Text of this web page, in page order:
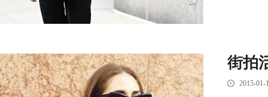
街拍
2015-01-